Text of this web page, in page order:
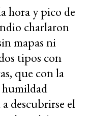
hora y pico de
charlaron
mapas ni
tipos con
que con la
humildad
descubrirse el